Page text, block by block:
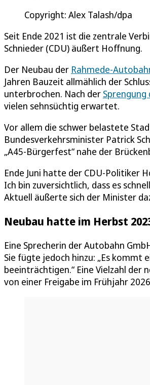
Copyright: Alex Talash/dpa
Seit Ende 2021 ist die zentrale
Schnieder (CDU) äußert Hoffnung.
Der Neubau der Rahmede-
Jahren Bauzeit allmählich der
unterbrochen. Nach der
vielen sehnsüchtig erwartet.
Vor allem die schwer belastete
Bundesverkehrsminister Patrick
„A45-Bürgerfest“ nahe der
Ende Juni hatte der CDU-Politiker
Ich bin zuversichtlich, dass es
Aktuell äußerte sich der Minister
Neubau hatte im Herbst
Eine Sprecherin der Autobahn
Sie fügte jedoch hinzu: „Es kommt
beeinträchtigen.“ Eine Vielzahl
von einer Freigabe im Frühjahr